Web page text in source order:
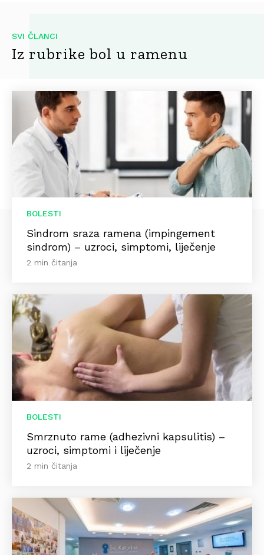
Iz rubrike bol u ramenu
SVI ČLANCI
BOLESTI
Sindrom sraza ramena (impingement
sindrom) – uzroci, simptomi, liječenje
2 min čitanja
BOLESTI
Smrznuto rame (adhezivni kapsulitis) –
uzroci, simptomi i liječenje
2 min čitanja